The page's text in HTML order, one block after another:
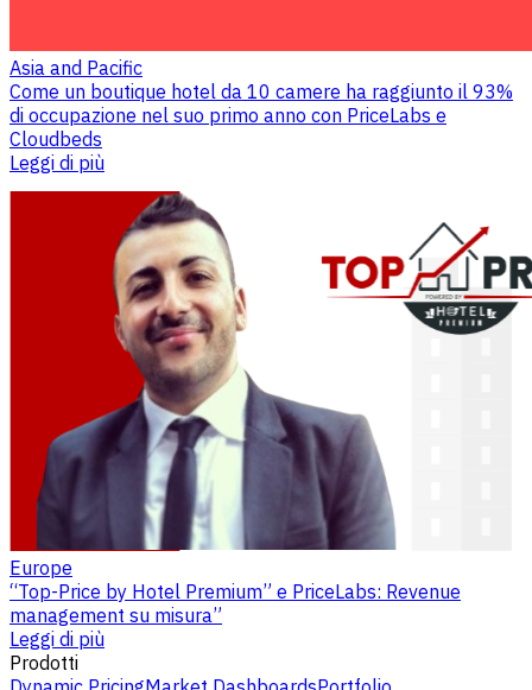
Asia and Pacific
Come un boutique hotel da 10 camere ha raggiunto il 93%
di occupazione nel suo primo anno con PriceLabs e
Cloudbeds
Leggi di più
Europe
“Top-Price by Hotel Premium” e PriceLabs: Revenue
management su misura”
Leggi di più
Prodotti